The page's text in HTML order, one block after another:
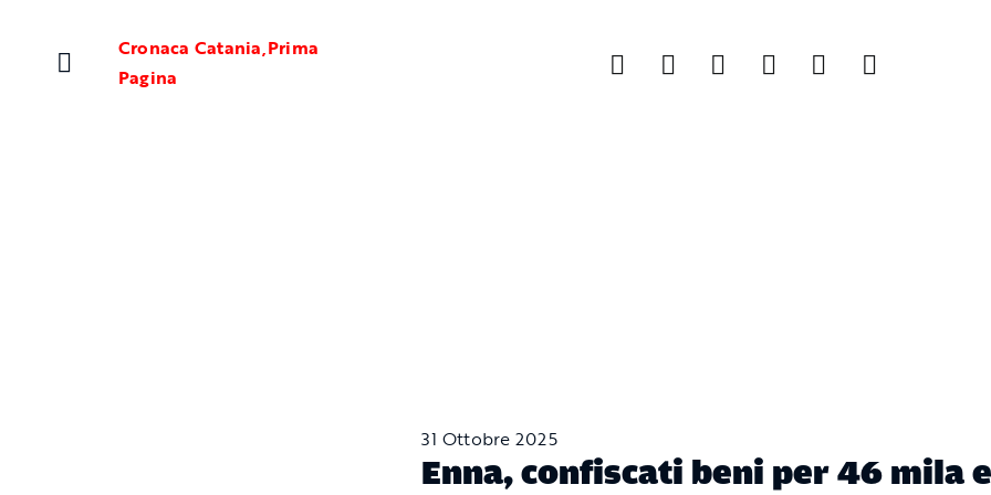
contenuto
Cronaca Catania,Prima
Pagina
31 Ottobre 2025
Enna, confiscati beni per 46 mila